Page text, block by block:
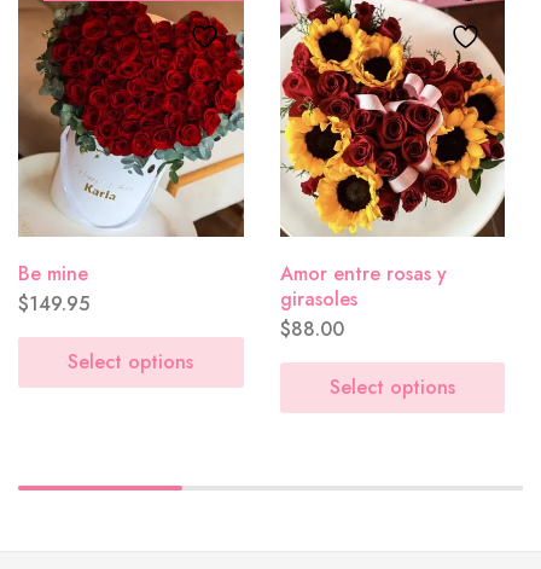
Sencilla($0.00)
Aniversario ($0.00)
Lluvia de flores($0.00)
Be mine
$149.95
Select options
Amor entre rosas y
girasoles
$88.00
Select options